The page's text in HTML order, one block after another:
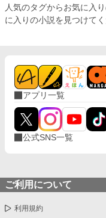
人気のタグからお気に入
に入りの小説を見つけてく
アプリ一覧
公式SNS一覧
ご利用について
利用規約